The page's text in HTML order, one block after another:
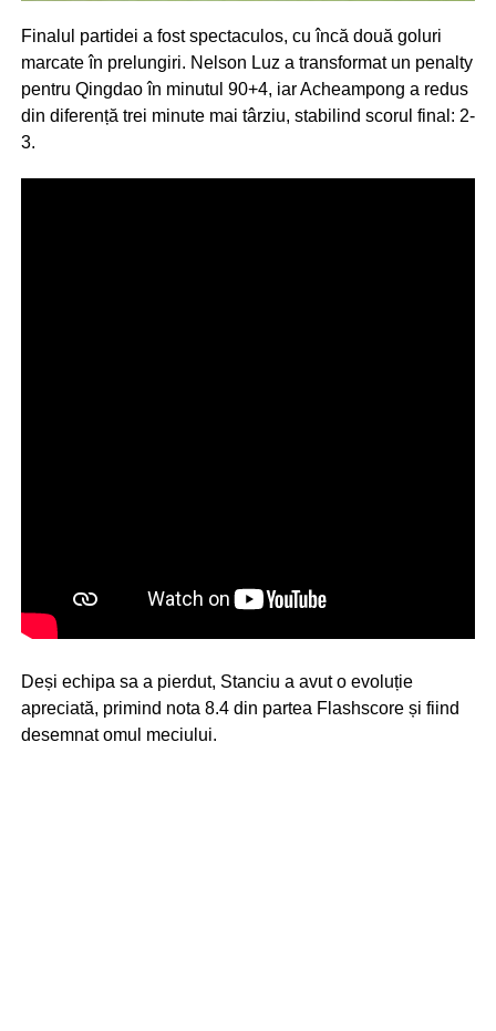
Finalul partidei a fost spectaculos, cu încă două goluri
marcate în prelungiri. Nelson Luz a transformat un penalty
pentru Qingdao în minutul 90+4, iar Acheampong a redus
din diferență trei minute mai târziu, stabilind scorul final: 2-
3.
Deși echipa sa a pierdut, Stanciu a avut o evoluție
apreciată, primind nota 8.4 din partea Flashscore și fiind
desemnat omul meciului.